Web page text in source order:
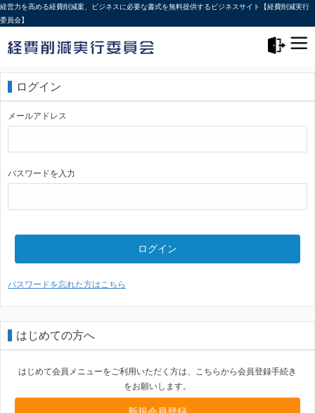
経営力を高める経費削減案、ビジネスに必要な書式を無料提供するビジネスサイト【経費削減実行
委員会】
ログイン
メールアドレス
パスワードを入力
ログイン
パスワードを忘れた方はこちら
はじめての方へ
はじめて会員メニューをご利用いただく方は、こちらから会員登録手続き
をお願いします。